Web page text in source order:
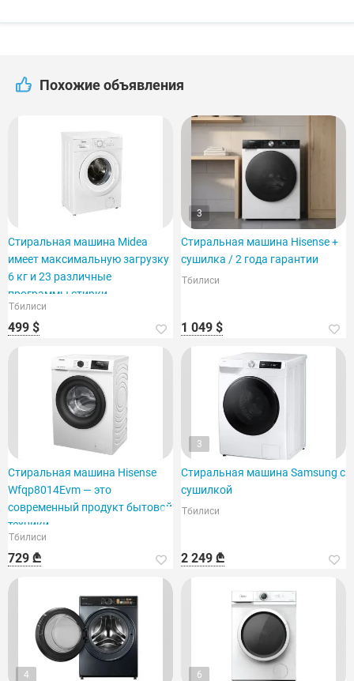
Похожие объявления
Стиральная машина Midea
имеет максимальную загрузку
6 кг и 23 различные
программы стирки.
Тбилиси
499 $
3
Стиральная машина Hisense +
сушилка / 2 года гарантии
Тбилиси
1 049 $
Стиральная машина Hisense
Wfqp8014Evm — это
современный продукт бытовой
техники.
Тбилиси
729 ₾
3
Стиральная машина Samsung с
сушилкой
Тбилиси
2 249 ₾
4 6